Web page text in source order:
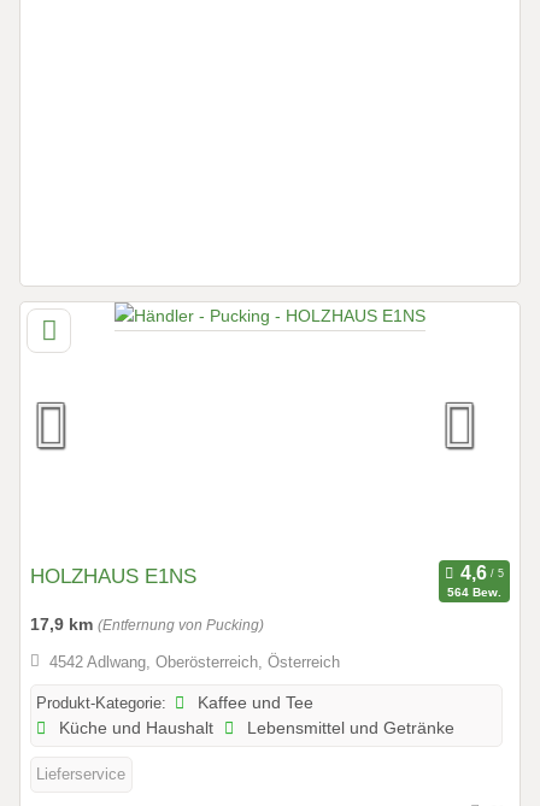
HOLZHAUS E1NS
564 Bew.
17,9 km (Entfernung von Pucking)
4542 Adlwang, Oberösterreich, Österreich
Produkt-Kategorie:
Kaffee und Tee
Küche und Haushalt
Lebensmittel und Getränke
Lieferservice